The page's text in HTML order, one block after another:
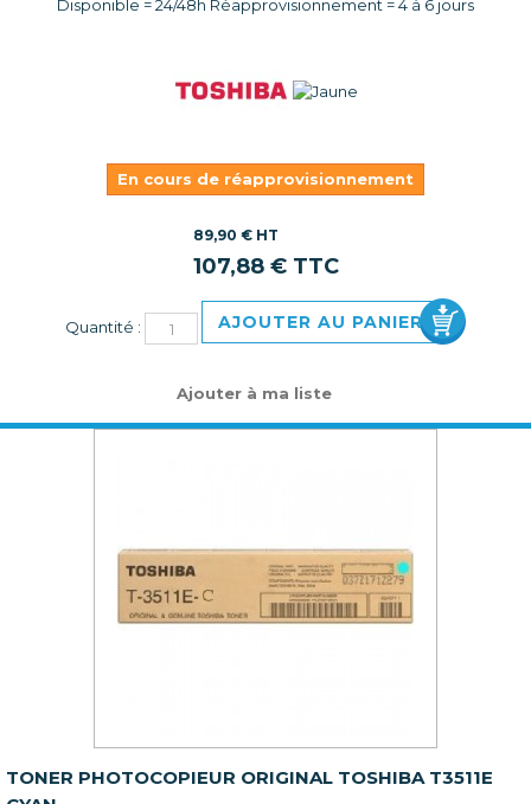
Disponible = 24/48h Réapprovisionnement = 4 à 6 jours
En cours de réapprovisionnement
89,90 € HT
107,88 € TTC
Quantité : AJOUTER AU PANIER
Ajouter à ma liste
TONER PHOTOCOPIEUR ORIGINAL TOSHIBA T3511E